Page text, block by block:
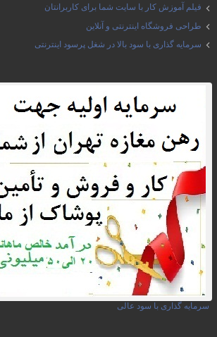
فیلم آموزش کار با سایت شما برای کاربرانتان
طراحی فروشگاه اینترنتی و آنلاین
سرمایه گذاری با سود بالا در شغل پرسود اینترنتی
سرمایه گذاری با سود عالی